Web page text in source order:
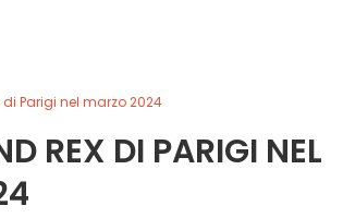
Parigi nel marzo 2024
REX DI PARIGI NEL